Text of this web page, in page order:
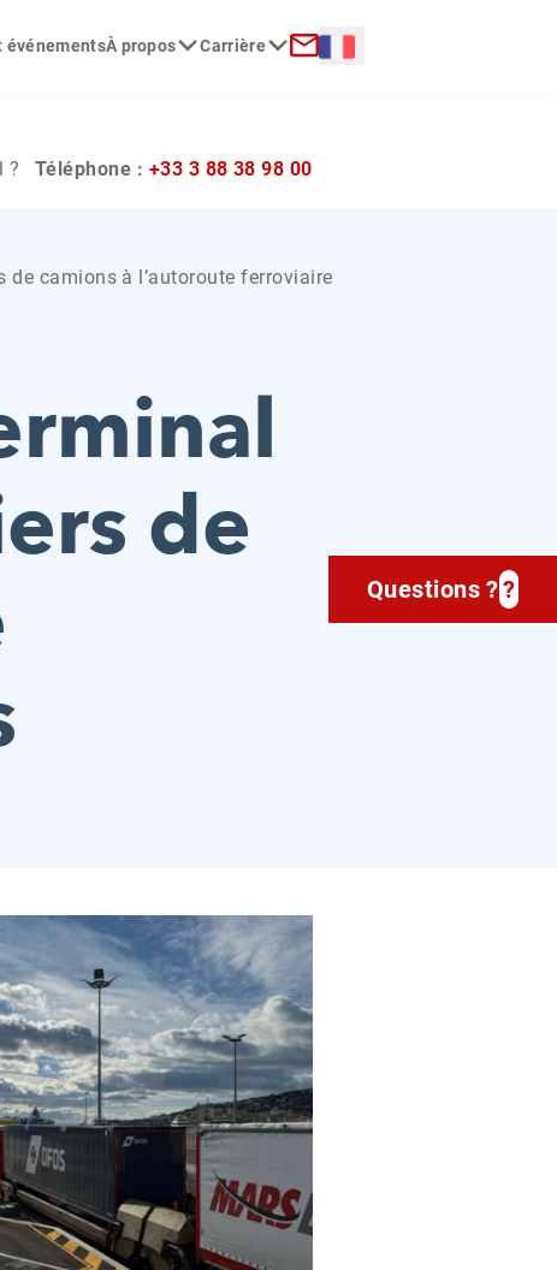
événementsÀ propos Carrière Langue :
? Téléphone : +33 3 88 38 98 00
camions à l’autoroute ferroviaire
de
Questions ??